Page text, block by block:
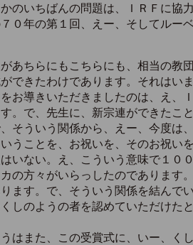
のいちばんの問題は、ＩＲＦに
０年の第１回、えー、そしてル
あちらにもこちらにも、相当の教
できたわけであります。それは
お導きいただきましたのは、え
。で、先生に、新宗連ができた
そういう関係から、えー、今度
うことを、お祝いを、そのお祝
いない。え、こういう意味で１
の方々がいらっしたのであります
ます。で、そういう関係を結ん
しのようの者を認めていただけ
はまた、この受賞式に、いー、く